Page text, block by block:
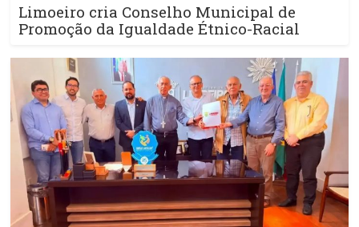
Limoeiro cria Conselho Municipal de
Promoção da Igualdade Étnico-Racial